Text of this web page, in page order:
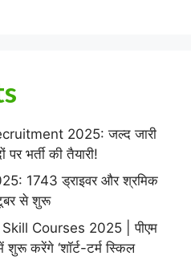
2025: जल्द जारी
भर्ती की तैयारी!
1743 ड्राइवर और श्रमिक
से शुरू
Courses 2025 | पीएम
शुरू करेंगे ‘शॉर्ट-टर्म स्किल